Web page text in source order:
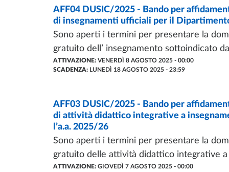
BANDI- ULTIMO AGGIORNAMENTO:26/01/2026
AFF04 DUSIC/2025 - Bando per
di insegnamenti ufficiali per il
Sono aperti i termini per presentare la
gratuito dell’ insegnamento sottoindicato
ATTIVAZIONE: VENERDÌ 8 AGOSTO 2025 - 00:00
SCADENZA: LUNEDÌ 18 AGOSTO 2025 - 23:59
BANDI- ULTIMO AGGIORNAMENTO:26/01/2026
AFF03 DUSIC/2025 - Bando per
di attività didattico integrative a
l’a.a. 2025/26
Sono aperti i termini per presentare la
gratuito delle attività didattico integrative
ATTIVAZIONE: GIOVEDÌ 7 AGOSTO 2025 - 00:00